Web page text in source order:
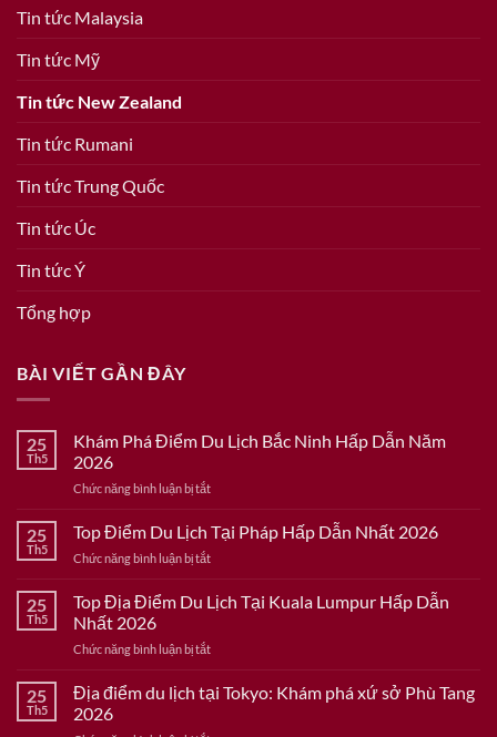
Tin tức Malaysia
Tin tức Mỹ
Tin tức New Zealand
Tin tức Rumani
Tin tức Trung Quốc
Tin tức Úc
Tin tức Ý
Tổng hợp
BÀI VIẾT GẦN ĐÂY
25
Th5
Khám Phá Điểm Du Lịch Bắc Ninh Hấp Dẫn Năm
2026
Chức năng bình luận bị tắtở
Phá
Điểm
Du
Bắc
Dẫn
2026
25
Th5
Top Điểm Du Lịch Tại Pháp Hấp Dẫn Nhất 2026
Chức năng bình luận bị tắtở
Điểm
Du
Tại
Hấp
25
Th5
Top Địa Điểm Du Lịch Tại Kuala Lumpur Hấp Dẫn
Nhất 2026
Chức năng bình luận bị tắtở
Địa
Điểm
25
Th5
Địa điểm du lịch tại Tokyo: Khám phá xứ sở Phù Tang
2026